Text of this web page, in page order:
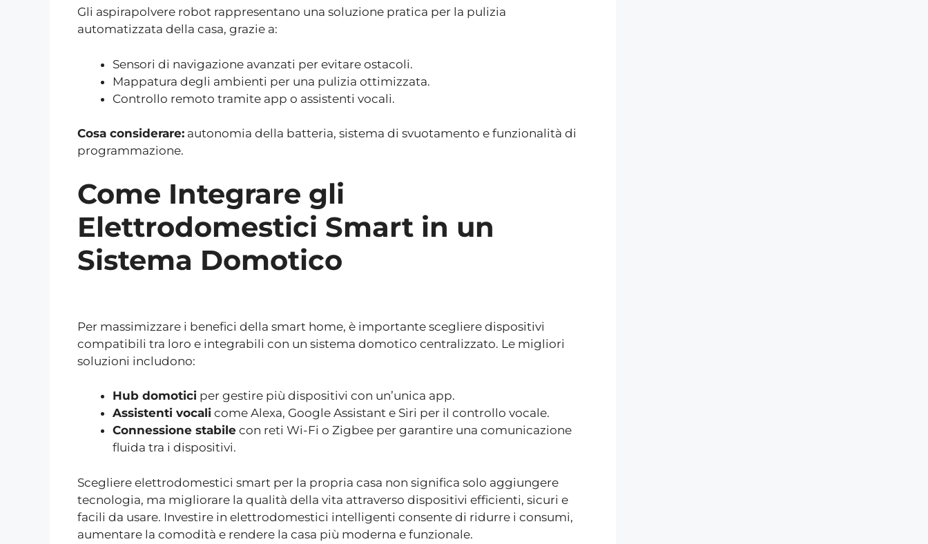
Gli aspirapolvere robot rappresentano una soluzione pratica per la pulizia
automatizzata della casa, grazie a:
Sensori di navigazione avanzati per evitare ostacoli.
Mappatura degli ambienti per una pulizia ottimizzata.
Controllo remoto tramite app o assistenti vocali.
Cosa considerare: autonomia della batteria, sistema di svuotamento e funzionalità di
programmazione.
Come Integrare gli
Elettrodomestici Smart in un
Sistema Domotico
Per massimizzare i benefici della smart home, è importante scegliere dispositivi
compatibili tra loro e integrabili con un sistema domotico centralizzato. Le migliori
soluzioni includono:
Hub domotici per gestire più dispositivi con un’unica app.
Assistenti vocali come Alexa, Google Assistant e Siri per il controllo vocale.
Connessione stabile con reti Wi-Fi o Zigbee per garantire una comunicazione
fluida tra i dispositivi.
Scegliere elettrodomestici smart per la propria casa non significa solo aggiungere
tecnologia, ma migliorare la qualità della vita attraverso dispositivi efficienti, sicuri e
facili da usare. Investire in elettrodomestici intelligenti consente di ridurre i consumi,
aumentare la comodità e rendere la casa più moderna e funzionale.